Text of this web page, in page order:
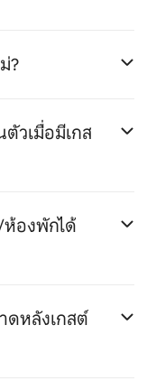
?
วเมื่อมีเกส
ห้องพักได้
ดหลังเกสต์